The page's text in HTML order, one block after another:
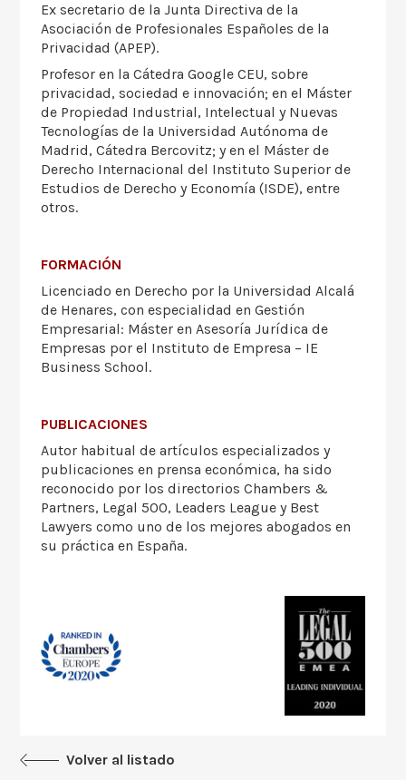
Volver al listado
Ex secretario de la Junta Directiva de la
Asociación de Profesionales Españoles de la
Privacidad (APEP).
Profesor en la Cátedra Google CEU, sobre
privacidad, sociedad e innovación; en el Máster
de Propiedad Industrial, Intelectual y Nuevas
Tecnologías de la Universidad Autónoma de
Madrid, Cátedra Bercovitz; y en el Máster de
Derecho Internacional del Instituto Superior de
Estudios de Derecho y Economía (ISDE), entre
otros.
FORMACIÓN
Licenciado en Derecho por la Universidad Alcalá
de Henares, con especialidad en Gestión
Empresarial: Máster en Asesoría Jurídica de
Empresas por el Instituto de Empresa – IE
Business School.
PUBLICACIONES
Autor habitual de artículos especializados y
publicaciones en prensa económica, ha sido
reconocido por los directorios Chambers &
Partners, Legal 500, Leaders League y Best
Lawyers como uno de los mejores abogados en
su práctica en España.